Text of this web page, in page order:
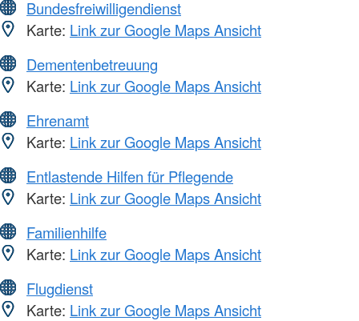
Bundesfreiwilligendienst
Karte: Link zur Google Maps Ansicht
Dementenbetreuung
Karte: Link zur Google Maps Ansicht
Ehrenamt
Karte: Link zur Google Maps Ansicht
Entlastende Hilfen für Pflegende
Karte: Link zur Google Maps Ansicht
Familienhilfe
Karte: Link zur Google Maps Ansicht
Flugdienst
Karte: Link zur Google Maps Ansicht